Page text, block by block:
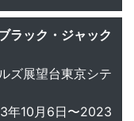
ラック・ジャック
ズ展望台東京シテ
年10月6日〜2023